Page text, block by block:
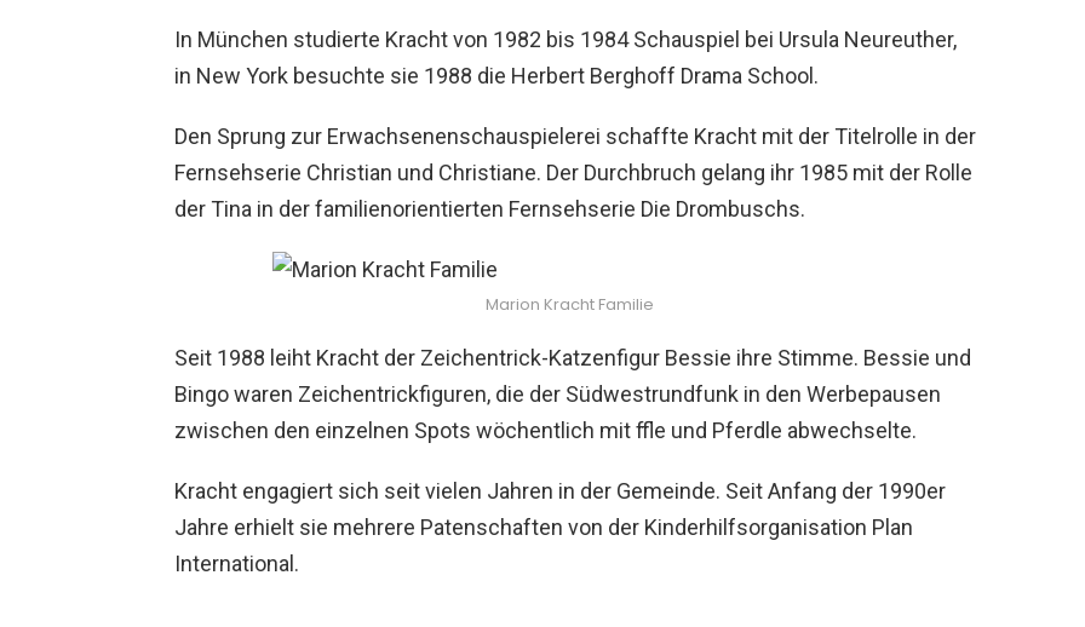
In München studierte Kracht von 1982 bis 1984 Schauspiel bei Ursula Neureuther,
in New York besuchte sie 1988 die Herbert Berghoff Drama School.
Den Sprung zur Erwachsenenschauspielerei schaffte Kracht mit der Titelrolle in der
Fernsehserie Christian und Christiane. Der Durchbruch gelang ihr 1985 mit der Rolle
der Tina in der familienorientierten Fernsehserie Die Drombuschs.
Marion Kracht Familie
Seit 1988 leiht Kracht der Zeichentrick-Katzenfigur Bessie ihre Stimme. Bessie und
Bingo waren Zeichentrickfiguren, die der Südwestrundfunk in den Werbepausen
zwischen den einzelnen Spots wöchentlich mit ffle und Pferdle abwechselte.
Kracht engagiert sich seit vielen Jahren in der Gemeinde. Seit Anfang der 1990er
Jahre erhielt sie mehrere Patenschaften von der Kinderhilfsorganisation Plan
International.